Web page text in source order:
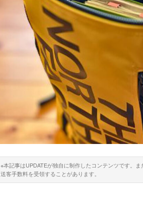
※本記事はUPDATEが独自に制作したコンテンツです。
送客手数料を受領することがあります。